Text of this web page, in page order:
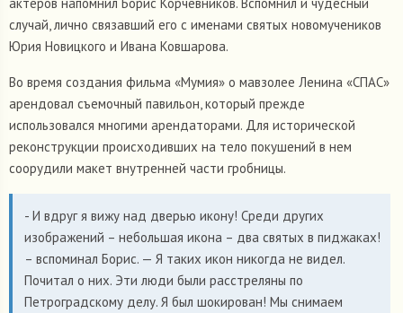
случай, лично связавший его с именами святых новомучеников
Юрия Новицкого и Ивана Ковшарова.
Во время создания фильма «Мумия» о мавзолее Ленина «СПАС»
арендовал съемочный павильон, который прежде
использовался многими арендаторами. Для исторической
реконструкции происходивших на тело покушений в нем
соорудили макет внутренней части гробницы.
- И вдруг я вижу над дверью икону! Среди других
изображений – небольшая икона – два святых в пиджаках!
– вспоминал Борис. — Я таких икон никогда не видел.
Почитал о них. Эти люди были расстреляны по
Петроградскому делу. Я был шокирован! Мы снимаем